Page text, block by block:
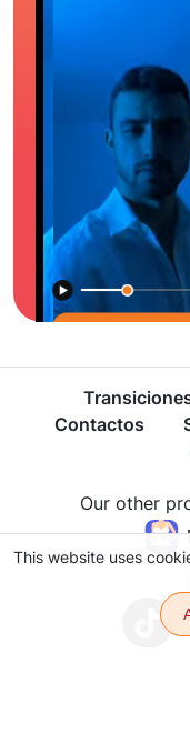
Contactos
Our other
This website uses